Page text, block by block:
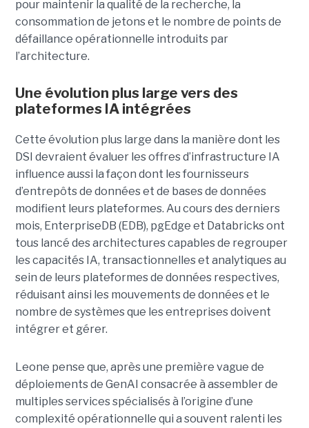
pour maintenir la qualité de la recherche, la
consommation de jetons et le nombre de points de
défaillance opérationnelle introduits par
l’architecture.
Une évolution plus large vers des
plateformes IA intégrées
Cette évolution plus large dans la manière dont les
DSI devraient évaluer les offres d’infrastructure IA
influence aussi la façon dont les fournisseurs
d’entrepôts de données et de bases de données
modifient leurs plateformes. Au cours des derniers
mois, EnterpriseDB (EDB), pgEdge et Databricks ont
tous lancé des architectures capables de regrouper
les capacités IA, transactionnelles et analytiques au
sein de leurs plateformes de données respectives,
réduisant ainsi les mouvements de données et le
nombre de systèmes que les entreprises doivent
intégrer et gérer.
Leone pense que, après une première vague de
déploiements de GenAI consacrée à assembler de
multiples services spécialisés à l’origine d’une
complexité opérationnelle qui a souvent ralenti les